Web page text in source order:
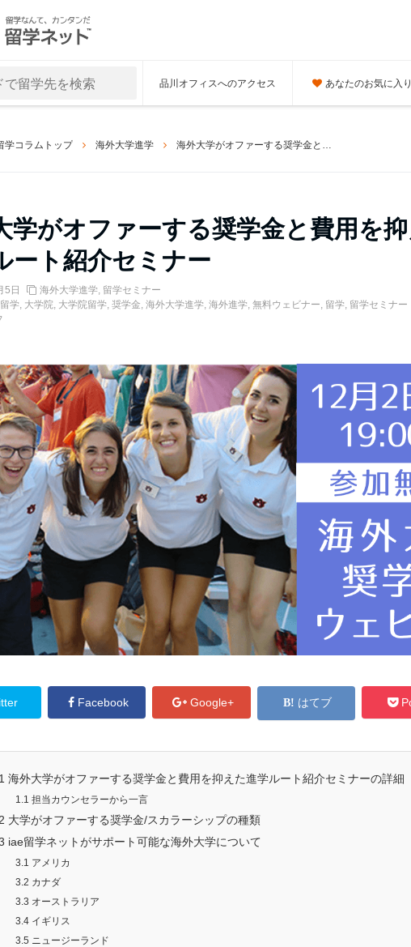
品川オフィスへのアクセス あなたのお気に入
学コラムトップ 海外大学進学 海外大学がオファーする奨学金と費用を抑えた進学ルート紹介セミナー
学がオファーする奨学金と費用を
ート紹介セミナー
5日 海外大学進学, 留学セミナー
学, 大学院, 大学院留学, 奨学金, 海外大学進学, 海外進学, 無料ウェビナー, 留学, 留学セミナー
Facebook Google+ はてブ
1 海外大学がオファーする奨学金と費用を抑えた進学ルート紹介セミナーの詳細
1.1 担当カウンセラーから一言
2 大学がオファーする奨学金/スカラーシップの種類
iae留学ネットがサポート可能な海外大学について
3.1 アメリカ
3.2 カナダ
3.3 オーストラリア
3.4イギリス
3.5 ニュージーランド